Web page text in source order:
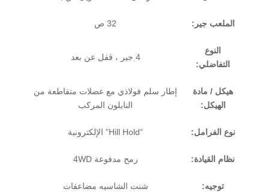
الملعب جير: 32 ص
النوع
التفاضلي:
4 جير ، قفل عن بعد
هيكل / مادة
الهيكل:
إطار سلم فولاذي مع عضلات متقاطعة من
النايلون المركب
نوع الفرامل: “Hill Hold” الإلكترونية
نظام القيادة: رمح مدفوعة 4WD
توجيه: شنت الشاسيه مضاعفات